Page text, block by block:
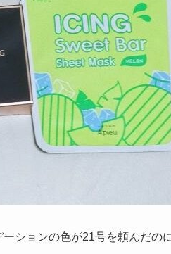
ションの色が21号を頼んだの